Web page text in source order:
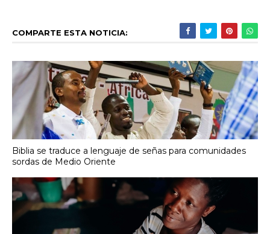
COMPARTE ESTA NOTICIA:
Biblia se traduce a lenguaje de señas para comunidades
sordas de Medio Oriente